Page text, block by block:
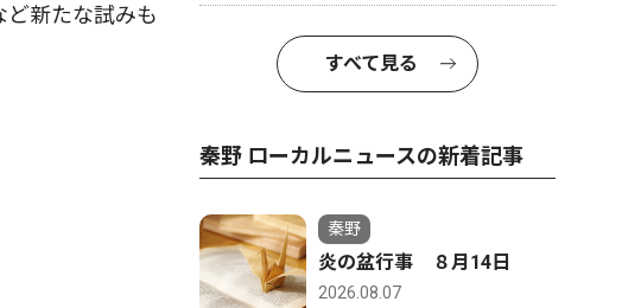
新たな試みも
すべて見る
秦野 ローカルニュースの新着記事
秦野
炎の盆行事 ８月14日
2026.08.07